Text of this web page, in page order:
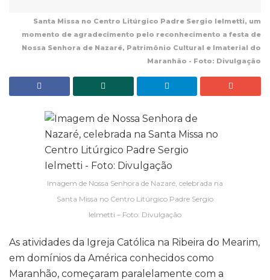
Santa Missa no Centro Litúrgico Padre Sergio Ielmetti, um
momento de agradecimento pelo reconhecimento a festa de
Nossa Senhora de Nazaré, Patrimônio Cultural e Imaterial do
Maranhão - Foto: Divulgação
Imagem de Nossa Senhora de Nazaré, celebrada na
Santa Missa no Centro Litúrgico Padre Sergio
Ielmetti – Foto: Divulgação
As atividades da Igreja Católica na Ribeira do Mearim,
em domínios da América conhecidos como
Maranhão, começaram paralelamente com a